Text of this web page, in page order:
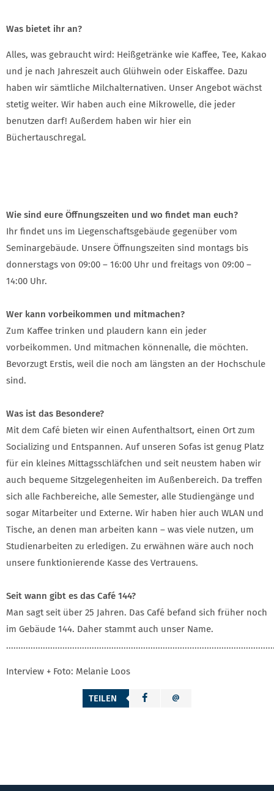
Was bietet ihr an?
Alles, was gebraucht wird: Heißgetränke wie Kaffee, Tee, Kakao
und je nach Jahreszeit auch Glühwein oder Eiskaffee. Dazu
haben wir sämtliche Milchalternativen. Unser Angebot wächst
stetig weiter. Wir haben auch eine Mikrowelle, die jeder
benutzen darf! Außerdem haben wir hier ein
Büchertauschregal.
Wie sind eure Öffnungszeiten und wo findet man euch?
Ihr findet uns im Liegenschaftsgebäude gegenüber vom
Seminargebäude. Unsere Öffnungszeiten sind montags bis
donnerstags von 09:00 – 16:00 Uhr und freitags von 09:00 –
14:00 Uhr.
Wer kann vorbeikommen und mitmachen?
Zum Kaffee trinken und plaudern kann ein jeder
vorbeikommen. Und mitmachen könnenalle, die möchten.
Bevorzugt Erstis, weil die noch am längsten an der Hochschule
sind.
Was ist das Besondere?
Mit dem Café bieten wir einen Aufenthaltsort, einen Ort zum
Socializing und Entspannen. Auf unseren Sofas ist genug Platz
für ein kleines Mittagsschläfchen und seit neustem haben wir
auch bequeme Sitzgelegenheiten im Außenbereich. Da treffen
sich alle Fachbereiche, alle Semester, alle Studiengänge und
sogar Mitarbeiter und Externe. Wir haben hier auch WLAN und
Tische, an denen man arbeiten kann – was viele nutzen, um
Studienarbeiten zu erledigen. Zu erwähnen wäre auch noch
unsere funktionierende Kasse des Vertrauens.
Seit wann gibt es das Café 144?
Man sagt seit über 25 Jahren. Das Café befand sich früher noch
im Gebäude 144. Daher stammt auch unser Name.
Interview + Foto: Melanie Loos
TEILEN